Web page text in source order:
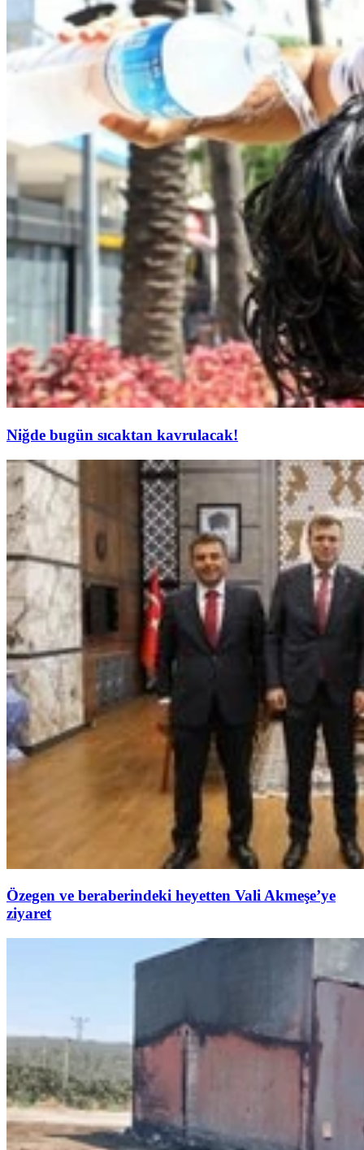
Niğde bugün sıcaktan kavrulacak!
Özegen ve beraberindeki heyetten Vali Akmeşe’ye
ziyaret